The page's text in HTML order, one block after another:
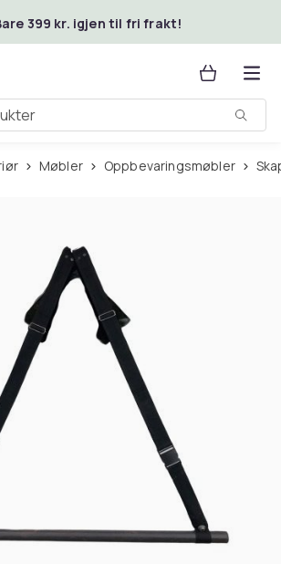
399 kr. igjen til fri frakt!
Møbler Oppbevaringsmøbler